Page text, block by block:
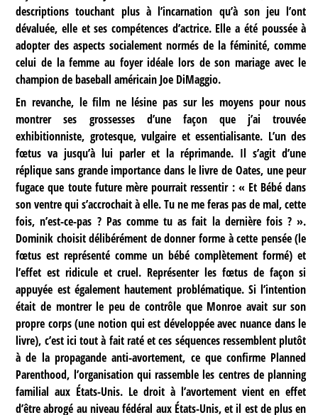
descriptions touchant plus à l’incarnation qu’à son jeu l’ont
dévaluée, elle et ses compétences d’actrice. Elle a été poussée à
adopter des aspects socialement normés de la féminité, comme
celui de la femme au foyer idéale lors de son mariage avec le
champion de baseball américain Joe DiMaggio.
En revanche, le film ne lésine pas sur les moyens pour nous
montrer ses grossesses d’une façon que j’ai trouvée
exhibitionniste, grotesque, vulgaire et essentialisante. L’un des
fœtus va jusqu’à lui parler et la réprimande. Il s’agit d’une
réplique sans grande importance dans le livre de Oates, une peur
fugace que toute future mère pourrait ressentir : « Et Bébé dans
son ventre qui s’accrochait à elle. Tu ne me feras pas de mal, cette
fois, n’est-ce-pas ? Pas comme tu as fait la dernière fois ? ».
Dominik choisit délibérément de donner forme à cette pensée (le
fœtus est représenté comme un bébé complètement formé) et
l’effet est ridicule et cruel. Représenter les fœtus de façon si
appuyée est également hautement problématique. Si l’intention
était de montrer le peu de contrôle que Monroe avait sur son
propre corps (une notion qui est développée avec nuance dans le
livre), c’est ici tout à fait raté et ces séquences ressemblent plutôt
à de la propagande anti-avortement, ce que confirme Planned
Parenthood, l’organisation qui rassemble les centres de planning
familial aux États-Unis. Le droit à l’avortement vient en effet
d’être abrogé au niveau fédéral aux États-Unis, et il est de plus en